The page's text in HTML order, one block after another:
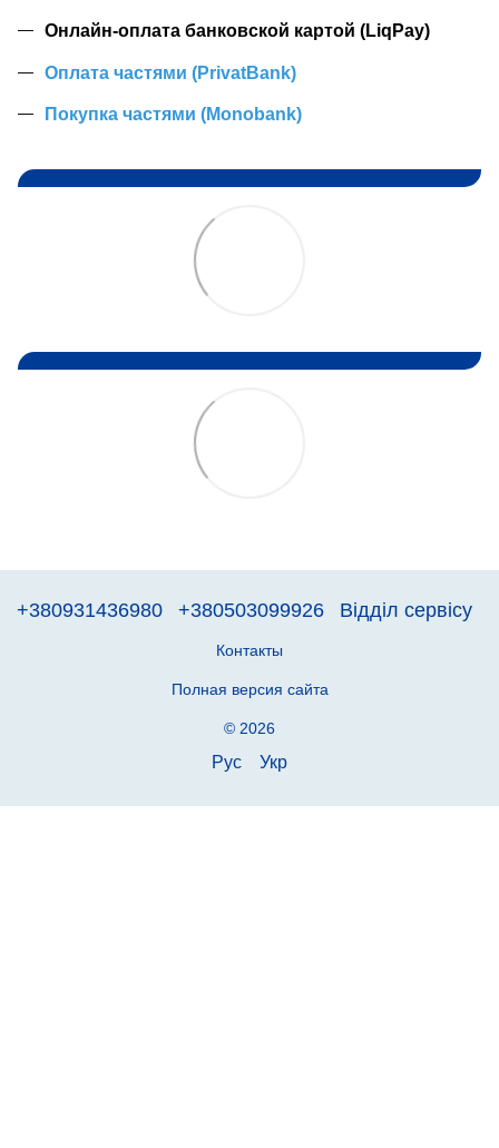
Онлайн-оплата банковской картой (LiqPay)
Оплата частями (PrivatBank)
Покупка частями (Monobank)
+380931436980 +380503099926 Відділ сервісу
Контакты
Полная версия сайта
© 2026
Рус Укр